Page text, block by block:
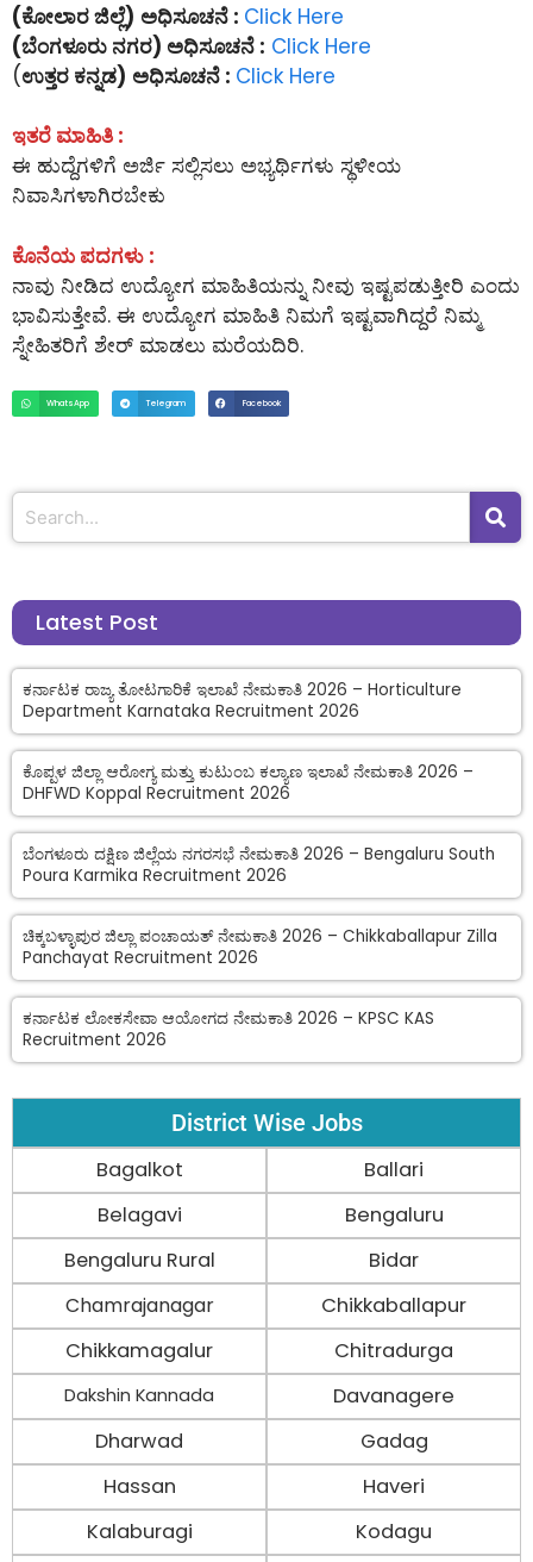
(ಕೋಲಾರ ಜಿಲ್ಲೆ) ಅಧಿಸೂಚನೆ : Click Here
(ಬೆಂಗಳೂರು ನಗರ) ಅಧಿಸೂಚನೆ : Click Here
(ಉತ್ತರ ಕನ್ನಡ) ಅಧಿಸೂಚನೆ : Click Here
ಇತರೆ ಮಾಹಿತಿ :
ಈ ಹುದ್ದೆಗಳಿಗೆ ಅರ್ಜಿ ಸಲ್ಲಿಸಲು ಅಭ್ಯರ್ಥಿಗಳು ಸ್ಥಳೀಯ
ನಿವಾಸಿಗಳಾಗಿರಬೇಕು
ಕೊನೆಯ ಪದಗಳು :
ನಾವು ನೀಡಿದ ಉದ್ಯೋಗ ಮಾಹಿತಿಯನ್ನು ನೀವು ಇಷ್ಟಪಡುತ್ತೀರಿ ಎಂದು
ಭಾವಿಸುತ್ತೇವೆ. ಈ ಉದ್ಯೋಗ ಮಾಹಿತಿ ನಿಮಗೆ ಇಷ್ಟವಾಗಿದ್ದರೆ ನಿಮ್ಮ
ಸ್ನೇಹಿತರಿಗೆ ಶೇರ್ ಮಾಡಲು ಮರೆಯದಿರಿ.
WhatsApp Telegram Facebook
Latest Post
ಕರ್ನಾಟಕ ರಾಜ್ಯ ತೋಟಗಾರಿಕೆ ಇಲಾಖೆ ನೇಮಕಾತಿ 2026 – Horticulture
Department Karnataka Recruitment 2026
ಕೊಪ್ಪಳ ಜಿಲ್ಲಾ ಆರೋಗ್ಯ ಮತ್ತು ಕುಟುಂಬ ಕಲ್ಯಾಣ ಇಲಾಖೆ ನೇಮಕಾತಿ 2026 –
DHFWD Koppal Recruitment 2026
ಬೆಂಗಳೂರು ದಕ್ಷಿಣ ಜಿಲ್ಲೆಯ ನಗರಸಭೆ ನೇಮಕಾತಿ 2026 – Bengaluru South
Poura Karmika Recruitment 2026
ಚಿಕ್ಕಬಳ್ಳಾಪುರ ಜಿಲ್ಲಾ ಪಂಚಾಯತ್ ನೇಮಕಾತಿ 2026 – Chikkaballapur Zilla
Panchayat Recruitment 2026
ಕರ್ನಾಟಕ ಲೋಕಸೇವಾ ಆಯೋಗದ ನೇಮಕಾತಿ 2026 – KPSC KAS
Recruitment 2026
District Wise Jobs
Bagalkot
Ballari
Belagavi
Bengaluru
Bengaluru Rural
Bidar
Chamrajanagar
Chikkaballapur
Chikkamagalur
Chitradurga
Dakshin Kannada
Davanagere
Dharwad
Gadag
Hassan
Haveri
Kalaburagi
Kodagu